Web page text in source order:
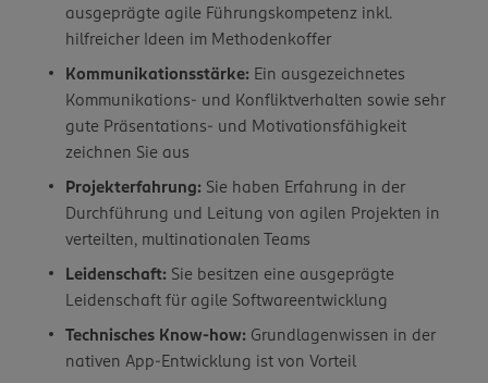
ausgeprägte agile Führungskompetenz inkl.
hilfreicher Ideen im Methodenkoffer
Kommunikationsstärke: Ein ausgezeichnetes
Kommunikations- und Konfliktverhalten sowie sehr
gute Präsentations- und Motivationsfähigkeit
zeichnen Sie aus
Projekterfahrung: Sie haben Erfahrung in der
Durchführung und Leitung von agilen Projekten in
verteilten, multinationalen Teams
Leidenschaft: Sie besitzen eine ausgeprägte
Leidenschaft für agile Softwareentwicklung
Technisches Know-how: Grundlagenwissen in der
nativen App-Entwicklung ist von Vorteil